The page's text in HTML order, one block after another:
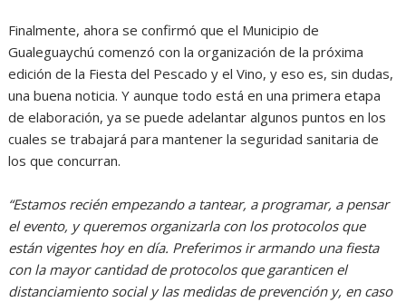
Finalmente, ahora se confirmó que el Municipio de
Gualeguaychú comenzó con la organización de la próxima
edición de la Fiesta del Pescado y el Vino, y eso es, sin dudas,
una buena noticia. Y aunque todo está en una primera etapa
de elaboración, ya se puede adelantar algunos puntos en los
cuales se trabajará para mantener la seguridad sanitaria de
los que concurran.
“Estamos recién empezando a tantear, a programar, a pensar
el evento, y queremos organizarla con los protocolos que
están vigentes hoy en día. Preferimos ir armando una fiesta
con la mayor cantidad de protocolos que garanticen el
distanciamiento social y las medidas de prevención y, en caso